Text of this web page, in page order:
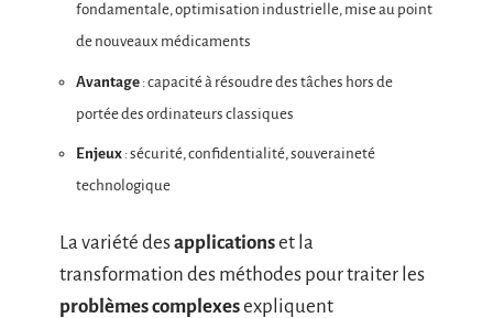
fondamentale, optimisation industrielle, mise au point
de nouveaux médicaments
Avantage : capacité à résoudre des tâches hors de
portée des ordinateurs classiques
Enjeux : sécurité, confidentialité, souveraineté
technologique
La variété desapplicationset la
transformation des méthodes pour traiter les
problèmes complexesexpliquent